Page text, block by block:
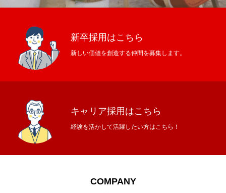
新卒採用はこちら
新しい価値を創造する仲間を募集します。
キャリア採用はこちら
経験を活かして活躍したい方はこちら！
COMPANY